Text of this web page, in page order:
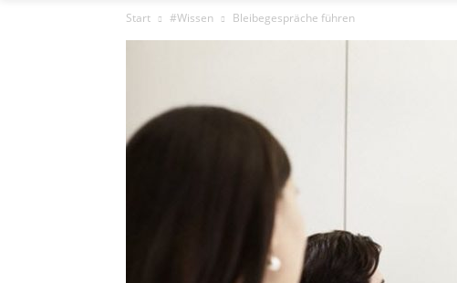
Start #Wissen Bleibegespräche führen